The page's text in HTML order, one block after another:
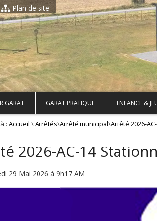
Plan de site
GARAT GARAT PRATIQUE ENFANCE &
: Accueil \Arrêtés\Arrêté municipal\Arrêté 2026-
2026-AC-14
29 Mai 2026 à 9h17 AM